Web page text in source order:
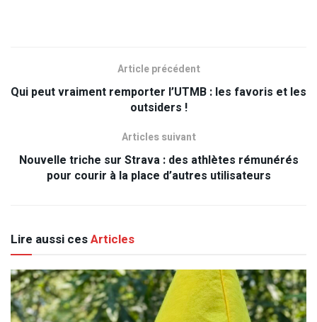
Article précédent
Qui peut vraiment remporter l’UTMB : les favoris et les
outsiders !
Articles suivant
Nouvelle triche sur Strava : des athlètes rémunérés
pour courir à la place d’autres utilisateurs
Lire aussi cesArticles